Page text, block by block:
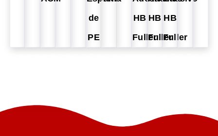
de
PE
HB
Fuller
HB
Fuller
HB
Fuller